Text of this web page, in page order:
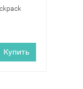
Купить